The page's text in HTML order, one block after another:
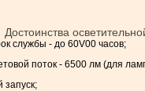
Достоинства
службы - до 60V00 часов;
поток - 6500 лм (для
запуск;